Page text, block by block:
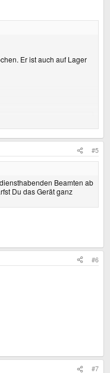
Er ist auch auf Lager
Internet über Fälle, wo
Zoll zu rennen wegen
#5
Beamten ab
Du das Gerät ganz
#6
#7